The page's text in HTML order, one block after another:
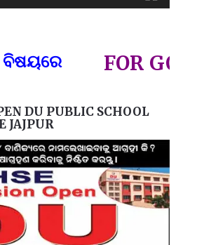
FOR GOVT
DU PUBLIC SCHOOL
JAJPUR